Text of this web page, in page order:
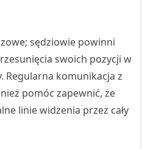
sędziowie powinni
swoich pozycji w
Regularna komunikacja z
pomóc zapewnić, że
linie widzenia przez cały